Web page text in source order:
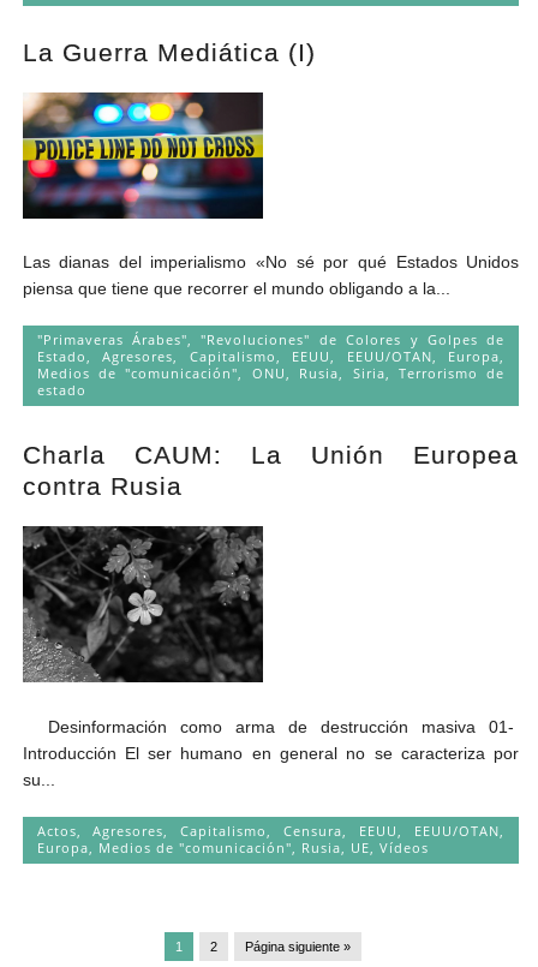
La Guerra Mediática (I)
Las dianas del imperialismo «No sé por qué Estados Unidos
piensa que tiene que recorrer el mundo obligando a la...
"Primaveras Árabes", "Revoluciones" de Colores y Golpes de
Estado,Agresores, Capitalismo, EEUU, EEUU/OTAN, Europa,
Medios de "comunicación", ONU, Rusia, Siria, Terrorismo de
estado
Charla CAUM: La Unión Europea
contra Rusia
Desinformación como arma de destrucción masiva 01-
Introducción El ser humano en general no se caracteriza por
su...
Actos ,Agresores ,Capitalismo ,Censura EEUU EEUU/OTAN
Europa
Medios de "comunicación" Rusia UE Vídeos
1 2 Página siguiente »